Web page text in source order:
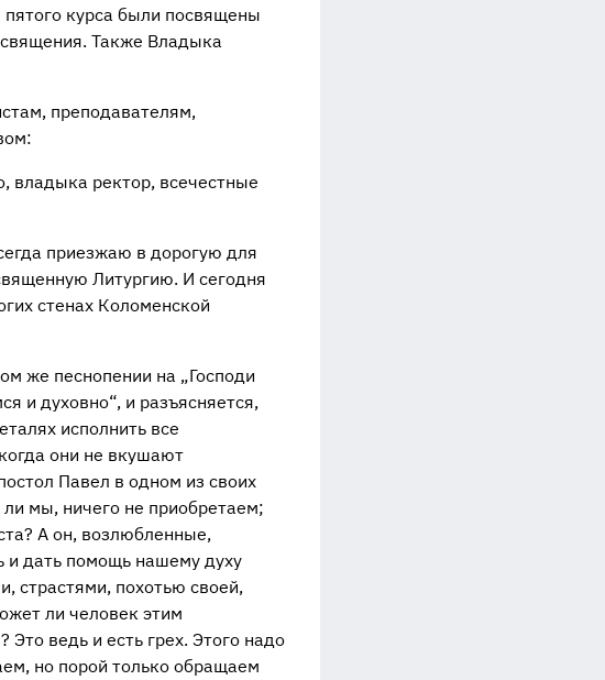
курса были посвящены
Также Владыка
преподавателям,
ректор, всечестные
приезжаю в дорогую для
Литургию. И сегодня
стенах Коломенской
же песнопении на „Господи
и духовно“, и разъясняется,
исполнить все
они не вкушают
Павел в одном из своих
мы, ничего не приобретаем;
А он, возлюбленные,
и дать помощь нашему духу
страстями, похотью своей,
ли человек этим
Это ведь и есть грех. Этого надо
но порой только обращаем